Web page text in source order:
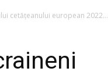
cetățeanului european 2022...